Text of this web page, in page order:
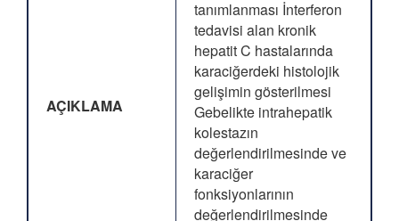
AÇIKLAMA
tanımlanması İnterferon
tedavisi alan kronik
hepatit C hastalarında
karaciğerdeki histolojik
gelişimin gösterilmesi
Gebelikte intrahepatik
kolestazın
değerlendirilmesinde ve
karaciğer
fonksiyonlarının
değerlendirilmesinde